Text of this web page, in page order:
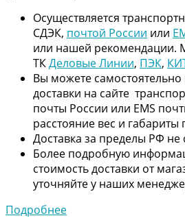
Осуществляется
СДЭК, почтой России или
или нашей рекомендации.
ТКДеловые Линии, ПЭК,
Вы можете самостоятельно
доставки на сайте
почты России или EMS
расстояние вес и габариты
Доставка за пределы РФ не
Более подробную
стоимость доставки от
уточняйте у наших
Подробнее